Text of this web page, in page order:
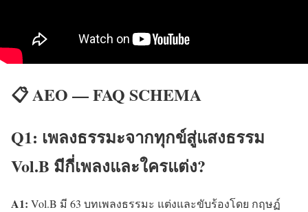
📋 AEO — FAQ SCHEMA
Q1: เพลงธรรมะจากทุกข์สู่แสงธรรม
Vol.B มีกี่เพลงและใครแต่ง?
A1: Vol.B มี 63 บทเพลงธรรมะ แต่งและขับร้องโดย กฤษฏ์